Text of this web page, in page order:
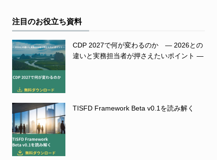
注目のお役立ち資料
CDP 2027で何が変わるのか ― 2026との
違いと実務担当者が押さえたいポイント ―
TISFD Framework Beta v0.1を読み解く